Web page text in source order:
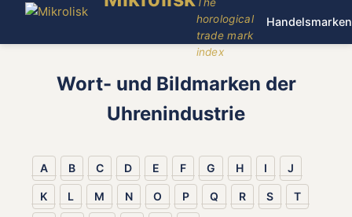
horological
trade mark
index
Handelsmarken
Wort- und Bildmarken der
Uhrenindustrie
A B C D E F G H I J
K L M N O P Q R S T